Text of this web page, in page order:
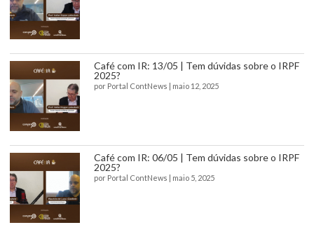
Café com IR: 13/05 | Tem dúvidas sobre o IRPF
2025?
por Portal ContNews maio 12, 2025
Café com IR: 06/05 | Tem dúvidas sobre o IRPF
2025?
por Portal ContNews maio 5, 2025